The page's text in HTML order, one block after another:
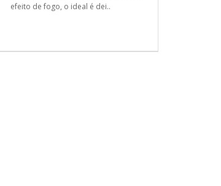
efeito de fogo, o ideal é dei..